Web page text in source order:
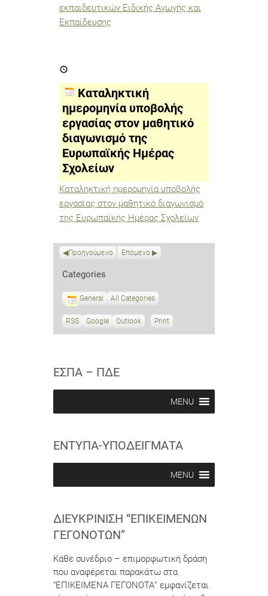
εκπαιδευτικών Ειδικής Αγωγής και
Εκπαίδευσης
ημερομηνία
εργασίας
στον
μαθητικό
διαγωνισμό
της
Ευρωπαϊκής
Ημέρας
Σχολείων
Καταληκτική
ημερομηνία υποβολής
εργασίας στον μαθητικό
διαγωνισμό της
Ευρωπαϊκής Ημέρας
Σχολείων
Καταληκτική ημερομηνία υποβολής
εργασίας στον μαθητικό διαγωνισμό
της Ευρωπαϊκής Ημέρας Σχολείων
Προηγούμενο Επόμενο
Categories
General All Categories
RSS
S
r
Google
S
r
Outlook Print
ΕΣΠΑ – ΠΔΕ
MENU
ΕΝΤΥΠΑ-ΥΠΟΔΕΙΓΜΑΤΑ
MENU
ΔΙΕΥΚΡΊΝΙΣΗ “ΕΠΙΚΕΊΜΕΝΩΝ
ΓΕΓΟΝΌΤΩΝ”
Κάθε συνέδριο – επιμορφωτική δράση
που αναφέρεται παρακάτω στα
“ΕΠΙΚΕΙΜΕΝΑ ΓΕΓΟΝΟΤΑ” εμφανίζεται